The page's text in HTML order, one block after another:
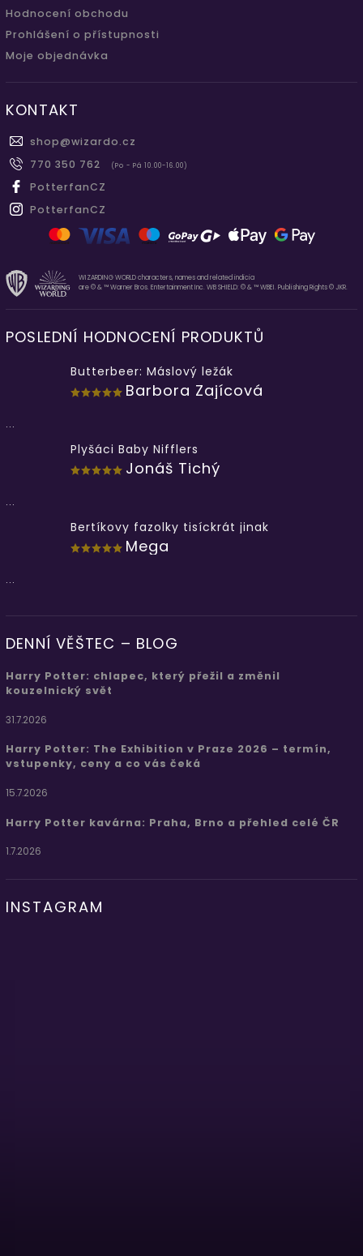
Hodnocení obchodu
Prohlášení o přístupnosti
Moje objednávka
KONTAKT
shop@wizardo.cz
770 350 762
(Po - Pá 10.00-16.00)
PotterfanCZ
PotterfanCZ
WIZARDING WORLD characters, names and related indicia
are © & ™ Warner Bros. Entertainment Inc. WB SHIELD: © & ™ WBEI. Publishing Rights © JKR.
POSLEDNÍ HODNOCENÍ PRODUKTŮ
Butterbeer: Máslový ležák
Barbora Zajícová
...
Plyšáci Baby Nifflers
Jonáš Tichý
...
Bertíkovy fazolky tisíckrát jinak
Mega
...
DENNÍ VĚŠTEC – BLOG
Harry Potter: chlapec, který přežil a změnil
kouzelnický svět
31.7.2026
Harry Potter: The Exhibition v Praze 2026 – termín,
vstupenky, ceny a co vás čeká
15.7.2026
Harry Potter kavárna: Praha, Brno a přehled celé ČR
1.7.2026
INSTAGRAM